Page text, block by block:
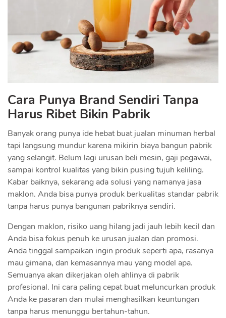
Cara Punya Brand Sendiri Tanpa
Harus Ribet Bikin Pabrik
Banyak orang punya ide hebat buat jualan minuman herbal
tapi langsung mundur karena mikirin biaya bangun pabrik
yang selangit. Belum lagi urusan beli mesin, gaji pegawai,
sampai kontrol kualitas yang bikin pusing tujuh keliling.
Kabar baiknya, sekarang ada solusi yang namanya jasa
maklon. Anda bisa punya produk berkualitas standar pabrik
tanpa harus punya bangunan pabriknya sendiri.
Dengan maklon, risiko uang hilang jadi jauh lebih kecil dan
Anda bisa fokus penuh ke urusan jualan dan promosi.
Anda tinggal sampaikan ingin produk seperti apa, rasanya
mau gimana, dan kemasannya mau yang model apa.
Semuanya akan dikerjakan oleh ahlinya di pabrik
profesional. Ini cara paling cepat buat meluncurkan produk
Anda ke pasaran dan mulai menghasilkan keuntungan
tanpa harus menunggu bertahun-tahun.